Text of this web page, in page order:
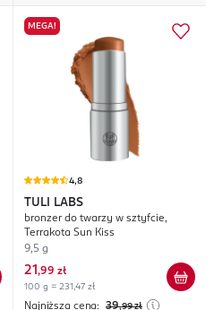
MEGA!
4,8
TULI LABS
bronzer do twarzy w sztyfcie,
Terrakota Sun Kiss
9,5 g
21 ,99 zł
100 g = 231,47 zł
Najniższa cena: 39,99 zł